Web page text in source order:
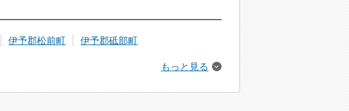
伊予郡松前町
伊予郡砥部町
もっと見る